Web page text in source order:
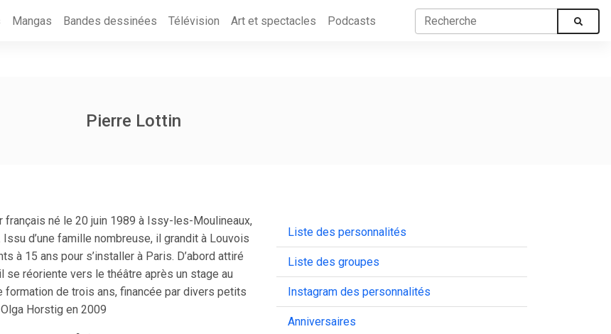
Mangas Bandes dessinées Télévision Art et spectacles Podcasts
Pierre Lottin
français né le 20 juin 1989 à Issy-les-Moulineaux,
d’une famille nombreuse, il grandit à Louvois
à 15 ans pour s’installer à Paris. D’abord attiré
se réoriente vers le théâtre après un stage au
formation de trois ans, financée par divers petits
Horstig en 2009
Liste des personnalités
Liste des groupes
Instagram des personnalités
Anniversaires